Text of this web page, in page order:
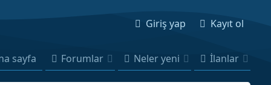
Giriş yap Kayıt ol
sayfa Forumlar Neler yeni İlanlar